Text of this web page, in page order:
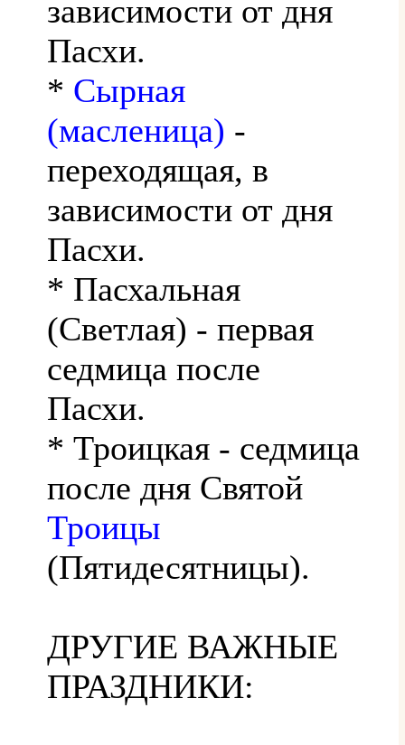
зависимости от дня
Пасхи.
* Сырная
(масленица) -
переходящая, в
зависимости от дня
Пасхи.
* Пасхальная
(Светлая) - первая
седмица после
Пасхи.
* Троицкая - седмица
после дня Святой
Троицы
(Пятидесятницы).
ДРУГИЕ ВАЖНЫЕ
ПРАЗДНИКИ: